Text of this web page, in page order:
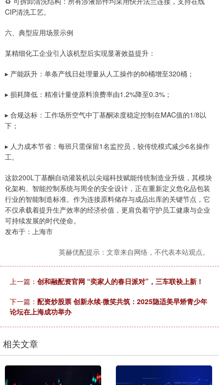
CIP清洗工艺。
六、典型应用场景示例
某精细化工企业引入该机型后实现显著效益提升：
▸ 产能跃升：单条产线日处理量从人工操作的80桶增至320桶；
▸ 损耗降低：精准计量使原料浪费率由1.2%降至0.3%；
▸ 合规达标：工作场所空气中丁基酮浓度稳定控制在MAC值的1/8以
下；
▸ 人力成本节省：每班只需保留1名监控员，较传统模式减少6名操作
工。
这款200L丁基酮自动灌装机以尖端科技赋能传统制造业升级，其模块
化架构、智能控制系统与周全的安全设计，正在重新定义危化品包装
行业的智能制造标准。作为连接原料储存与成品出库的关键节点，它
不仅承载着提升生产效率的经济价值，更肩负着守护员工健康与企业
可持续发展的时代使命。
发布于：上海市
英赫优配提示：文章来自网络，不代表本站观点。
上一篇： 创和融配资官网 “奕家人的春日派对”，三车联袂上新！
下一篇： 配资炒股票 创新永续·微笑共筑：2025隐适美早矫青少年
论坛在上海成功举办
相关文章